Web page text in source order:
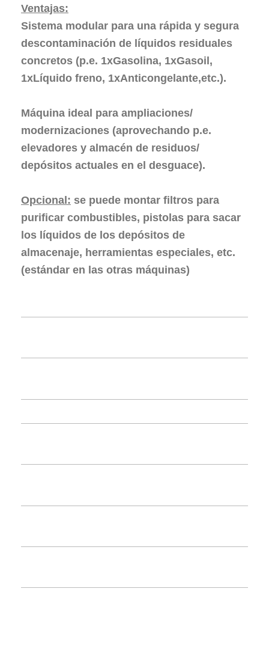
Ventajas:
Sistema modular para una rápida y segura
descontaminación de líquidos residuales
concretos (p.e. 1xGasolina, 1xGasoil,
1xLíquido freno, 1xAnticongelante,etc.).
Máquina ideal para ampliaciones/
modernizaciones (aprovechando p.e.
elevadores y almacén de residuos/
depósitos actuales en el desguace).
Opcional: se puede montar filtros para
purificar combustibles, pistolas para sacar
los líquidos de los depósitos de
almacenaje, herramientas especiales, etc.
(estándar en las otras máquinas)